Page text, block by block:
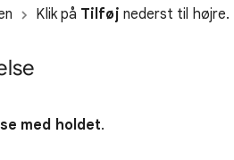
Klik på Tilføj nederst til højre.
med holdet.